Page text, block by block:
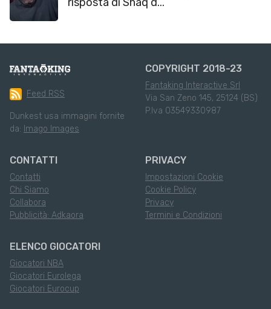
risposta di Shaq d...
Feed RSS
Dunkest usa immagini fornite
da: Imago Images
COPYRIGHT 2018-23
Fantaking Interactive Srl
Via San Zeno 145, 25124 (BS)
P.Iva 03549330987
CONTATTI
Contatti
Chi Siamo
Collabora
Pubblicità: Adkaora
PRIVACY
Impostazioni Cookie
Cookie Policy
Privacy
Termini e Condizioni
ELENCO GIOCATORI
Giocatori NBA
Giocatori Eurolega
Giocatori Eurocup